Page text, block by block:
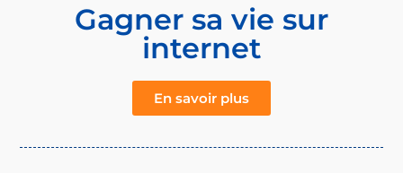
Gagner sa vie sur
internet
En savoir plus